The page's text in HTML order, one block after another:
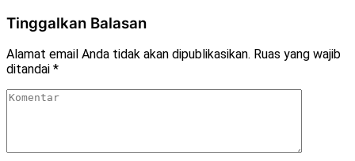
Tinggalkan Balasan
Alamat email Anda tidak akan dipublikasikan. Ruas yang wajib
ditandai *